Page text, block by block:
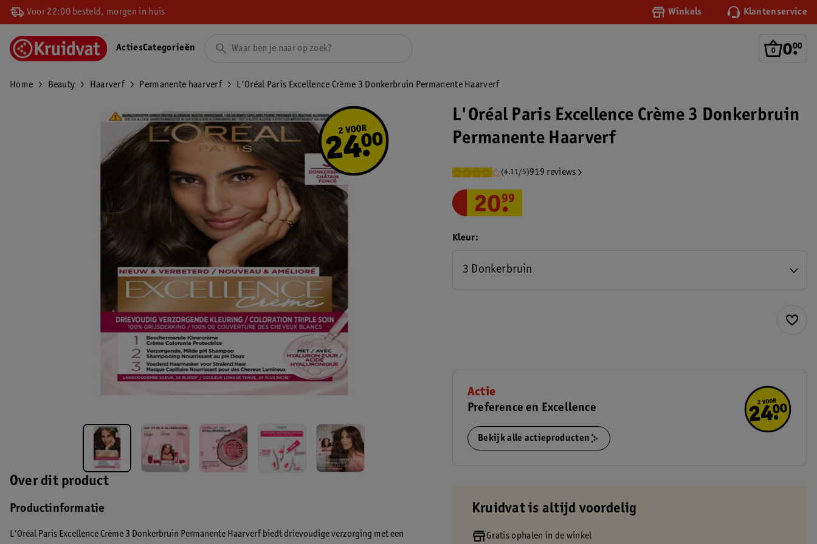
Voor 22:00 besteld, morgen in huis Winkels Klantenservice
0.
00
ActiesCategorieën
Home Beauty Haarverf Permanente haarverf L'Oréal Paris Excellence Crème 3 Donkerbruin Permanente Haarverf
Over dit product
Productinformatie
L'Oréal Paris Excellence Crème 3 Donkerbruin Permanente Haarverf biedt drievoudige verzorging met een
L'Oréal Paris Excellence Crème 3 Donkerbruin
Permanente Haarverf
(4.11/5)919 reviews
20.
99
Kleur
3 Donkerbruin
Actie
Preference en Excellence
Bekijk alle actieproducten
Kruidvat is altijd voordelig
Gratis ophalen in de winkel